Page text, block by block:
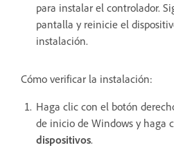
para instalar el controlador.
pantalla y reinicie el
instalación.
Cómo verificar la instalación:
Haga clic con el botón
de inicio de Windows y haga
dispositivos.